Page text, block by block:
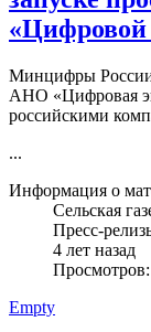
«Цифровой
Минцифры
АНО «Цифровая
российскими
...
Информация о
Сельская
Пресс-
4 лет назад
Empty